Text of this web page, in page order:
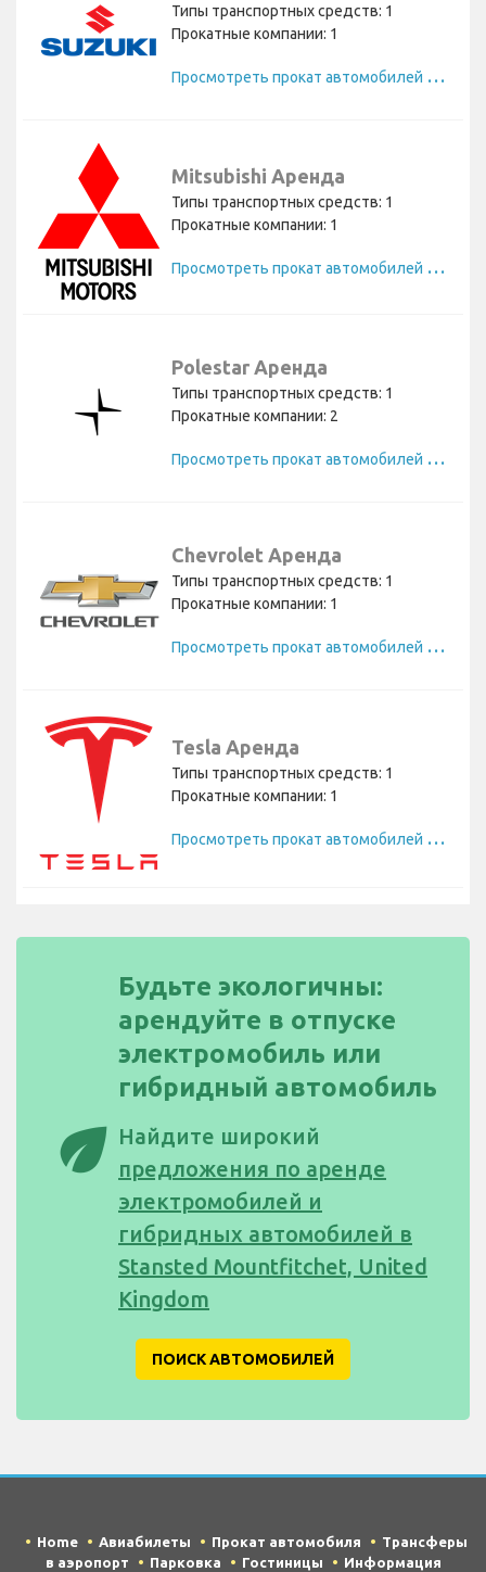
Типы транспортных средств: 1
Прокатные компании: 1
П
росмотреть прокат автомобилей Suzuki
Mitsubishi Аренда
Типы транспортных средств: 1
Прокатные компании: 1
П
росмотреть прокат автомобилей Mitsubishi
Polestar Аренда
Типы транспортных средств: 1
Прокатные компании: 2
П
росмотреть прокат автомобилей Polestar
Chevrolet Аренда
Типы транспортных средств: 1
Прокатные компании: 1
П
росмотреть прокат автомобилей Chevrolet
Tesla Аренда
Типы транспортных средств: 1
Прокатные компании: 1
П
росмотреть прокат автомобилей Tesla
eco
Будьте экологичны:
арендуйте в отпуске
электромобиль или
гибридный автомобиль
Найдите широкий
предложения по аренде
электромобилей и
гибридных автомобилей в
Stansted Mountfitchet, United
Kingdom
ПОИСК АВТОМОБИЛЕЙ
Home Авиабилеты Прокат автомобиля
Трансферы
в аэропорт
Парковка Гостиницы Информация